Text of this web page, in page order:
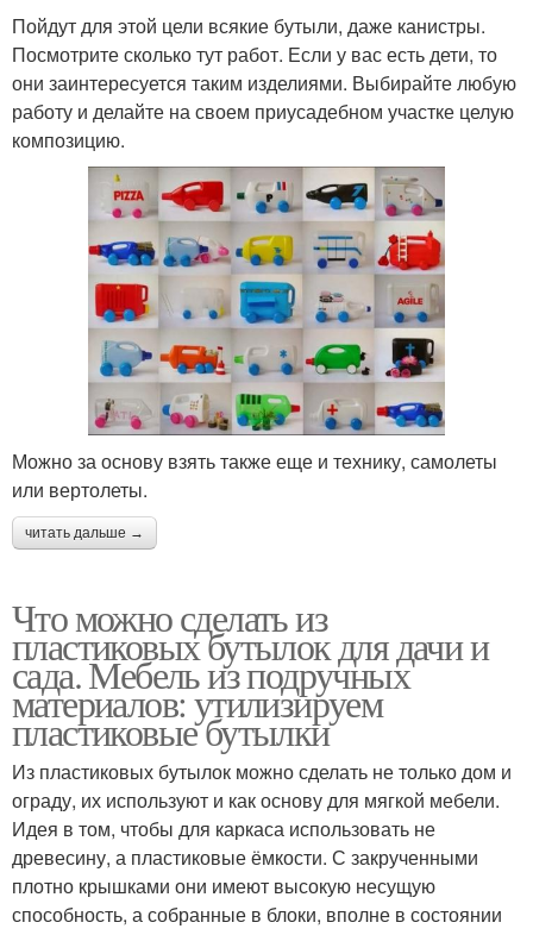
Пойдут для этой цели всякие бутыли, даже канистры.
Посмотрите сколько тут работ. Если у вас есть дети, то
они заинтересуется таким изделиями. Выбирайте любую
работу и делайте на своем приусадебном участке целую
композицию.
Можно за основу взять также еще и технику, самолеты
или вертолеты.
читать дальше →
Что можно сделать из
пластиковых бутылок для дачи и
сада. Мебель из подручных
материалов: утилизируем
пластиковые бутылки
Из пластиковых бутылок можно сделать не только дом и
ограду, их используют и как основу для мягкой мебели.
Идея в том, чтобы для каркаса использовать не
древесину, а пластиковые ёмкости. С закрученными
плотно крышками они имеют высокую несущую
способность, а собранные в блоки, вполне в состоянии